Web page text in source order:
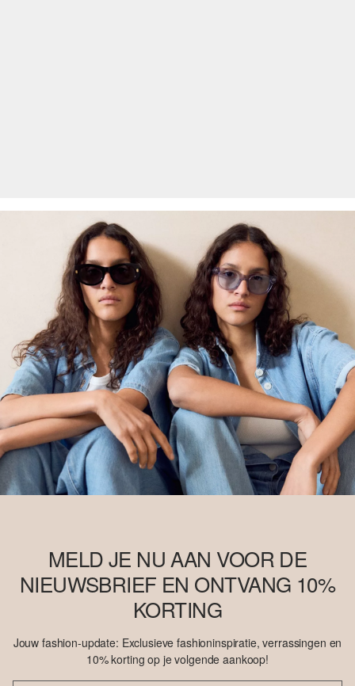
MELD JE NU AAN VOOR DE
NIEUWSBRIEF EN ONTVANG 10%
KORTING
Jouw fashion-update: Exclusieve fashioninspiratie, verrassingen en
10% korting op je volgende aankoop!